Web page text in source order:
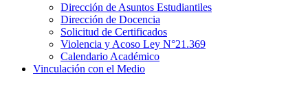
Dirección de Asuntos Estudiantiles
Dirección de Docencia
Solicitud de Certificados
Violencia y Acoso Ley N°21.369
Calendario Académico
Vinculación con el Medio